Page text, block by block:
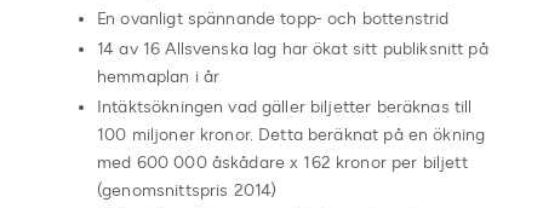
En ovanligt spännande topp- och bottenstrid
14 av 16 Allsvenska lag har ökat sitt publiksnitt på
hemmaplan i år
Intäktsökningen vad gäller biljetter beräknas till
100 miljoner kronor. Detta beräknat på en ökning
med 600 000 åskådare x 162 kronor per biljett
(genomsnittspris 2014)